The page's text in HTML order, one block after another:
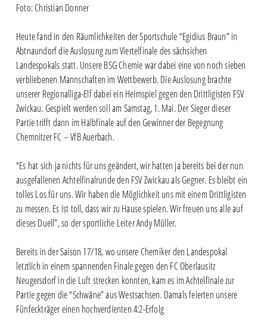
Foto: Christian Donner
Heute fand in den Räumlichkeiten der Sportschule “Egidius Braun” in
Abtnaundorf die Auslosung zum Viertelfinale des sächsichen
Landespokals statt. Unsere BSG Chemie war dabei eine von noch sieben
verbliebenen Mannschaften im Wettbewerb. Die Auslosung brachte
unserer Regionalliga-Elf dabei ein Heimspiel gegen den Drittligisten FSV
Zwickau. Gespielt werden soll am Samstag, 1. Mai. Der Sieger dieser
Partie trifft dann im Halbfinale auf den Gewinner der Begegnung
Chemnitzer FC – VfB Auerbach.
“Es hat sich ja nichts für uns geändert, wir hatten ja bereits bei der nun
ausgefallenen Achtelfinalrunde den FSV Zwickau als Gegner. Es bleibt ein
tolles Los für uns. Wir haben die Möglichkeit uns mit einem Drittligisten
zu messen. Es ist toll, dass wir zu Hause spielen. Wir freuen uns alle auf
dieses Duell”, so der sportliche Leiter Andy Müller.
Bereits in der Saison 17/18, wo unsere Chemiker den Landespokal
letztlich in einem spannenden Finale gegen den FC Oberlausitz
Neugersdorf in die Luft strecken konnten, kam es im Achtelfinale zur
Partie gegen die “Schwäne” aus Westsachsen. Damals feierten unsere
Fünfeckträger einen hochverdienten 4:2-Erfolg